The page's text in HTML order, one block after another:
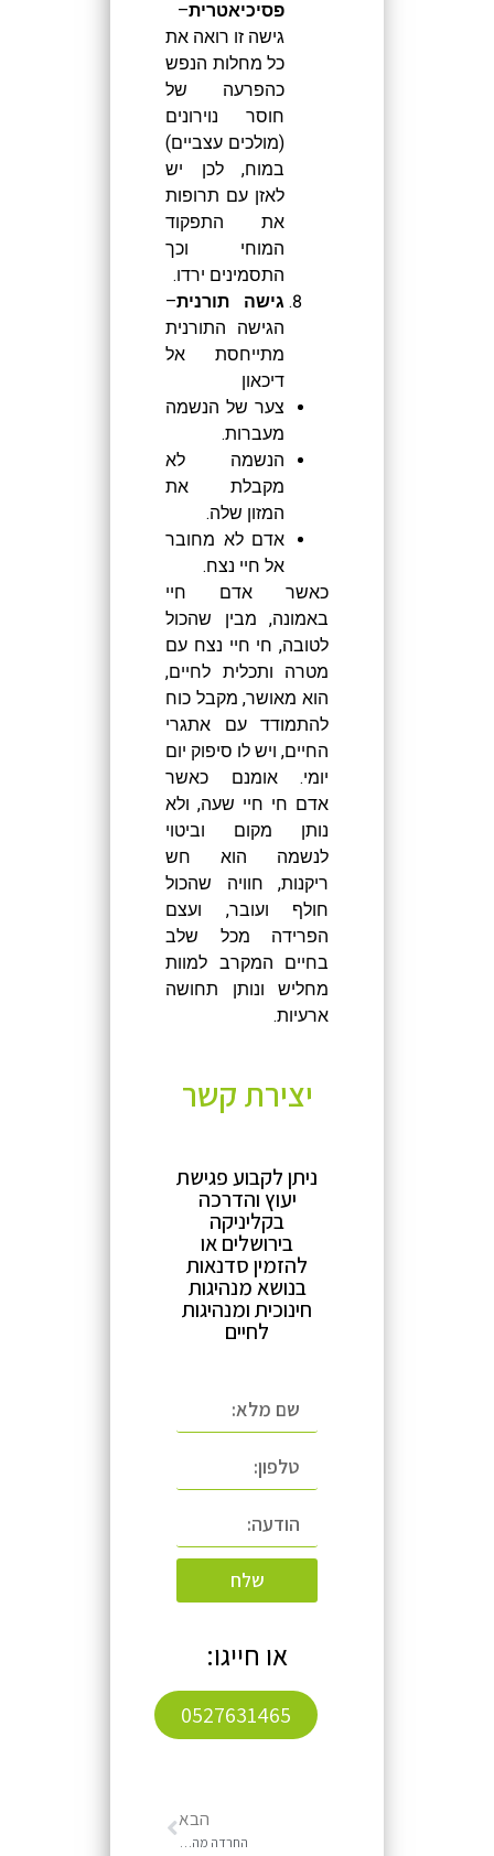
פסיכיאטרית–
גישה זו רואה את
כל מחלות הנפש
כהפרעה של
חוסר נוירונים
(מולכים עצביים)
במוח, לכן יש
לאזן עם תרופות
את התפקוד
המוחי וכך
התסמינים ירדו.
גישה תורנית–
הגישה התורנית
מתייחסת אל
דיכאון
צער של הנשמה
מעברות.
הנשמה לא
מקבלת את
המזון שלה.
אדם לא מחובר
אל חיי נצח.
כאשר אדם חיי
באמונה, מבין שהכול
לטובה, חי חיי נצח עם
מטרה ותכלית לחיים,
הוא מאושר, מקבל כוח
להתמודד עם אתגרי
החיים, ויש לו סיפוק יום
יומי. אומנם כאשר
אדם חי חיי שעה, ולא
נותן מקום וביטוי
לנשמה הוא חש
ריקנות, חוויה שהכול
חולף ועובר, ועצם
הפרידה מכל שלב
בחיים המקרב למוות
מחליש ונותן תחושה
ארעיות.
יצירת קשר
ניתן לקבוע פגישת
יעוץ והדרכה
בקליניקה
בירושלים או
להזמין סדנאות
בנושא מנהיגות
חינוכית ומנהיגות
לחיים
שלח
או חייגו:
0527631465
הבא
החרדה מהחרדה